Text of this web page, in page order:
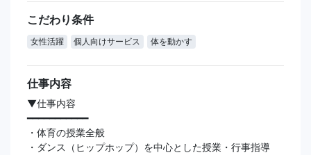
こだわり条件
女性活躍 個人向けサービス 体を動かす
仕事内容
▼仕事内容
━━━━━━━━━━━
・体育の授業全般
・ダンス（ヒップホップ）を中心とした授業・行事指導